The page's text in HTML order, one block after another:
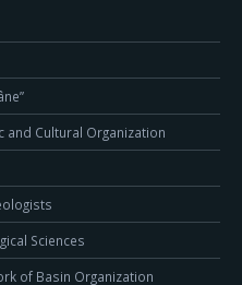
and Cultural Organization
Sciences
of Basin Organization